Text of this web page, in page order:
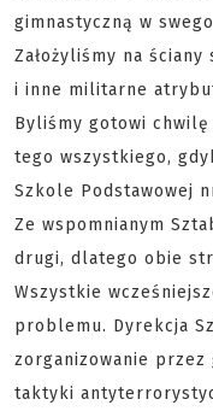
gimnastyczną w
Założyliśmy na
i inne militarne
Byliśmy gotowi
tego wszystkiego,
Szkole Podstawowej
Ze wspomnianym
drugi, dlatego obie
Wszystkie
problemu. Dyrekcja
zorganizowanie przez
taktyki